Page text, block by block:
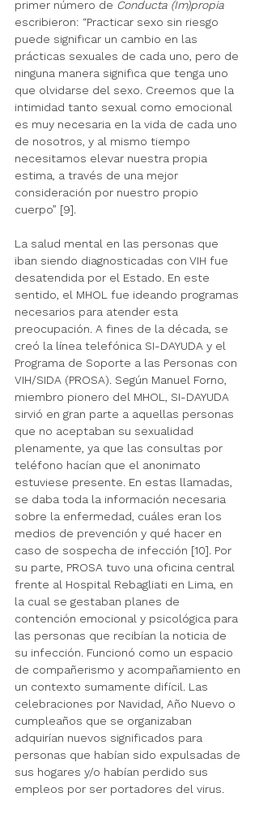
primer número de Conducta (Im)propia
escribieron: “Practicar sexo sin riesgo
puede significar un cambio en las
prácticas sexuales de cada uno, pero de
ninguna manera significa que tenga uno
que olvidarse del sexo. Creemos que la
intimidad tanto sexual como emocional
es muy necesaria en la vida de cada uno
de nosotros, y al mismo tiempo
necesitamos elevar nuestra propia
estima, a través de una mejor
consideración por nuestro propio
cuerpo” [9].
La salud mental en las personas que
iban siendo diagnosticadas con VIH fue
desatendida por el Estado. En este
sentido, el MHOL fue ideando programas
necesarios para atender esta
preocupación. A fines de la década, se
creó la línea telefónica SI-DAYUDA y el
Programa de Soporte a las Personas con
VIH/SIDA (PROSA). Según Manuel Forno,
miembro pionero del MHOL, SI-DAYUDA
sirvió en gran parte a aquellas personas
que no aceptaban su sexualidad
plenamente, ya que las consultas por
teléfono hacían que el anonimato
estuviese presente. En estas llamadas,
se daba toda la información necesaria
sobre la enfermedad, cuáles eran los
medios de prevención y qué hacer en
caso de sospecha de infección [10]. Por
su parte, PROSA tuvo una oficina central
frente al Hospital Rebagliati en Lima, en
la cual se gestaban planes de
contención emocional y psicológica para
las personas que recibían la noticia de
su infección. Funcionó como un espacio
de compañerismo y acompañamiento en
un contexto sumamente difícil. Las
celebraciones por Navidad, Año Nuevo o
cumpleaños que se organizaban
adquirían nuevos significados para
personas que habían sido expulsadas de
sus hogares y/o habían perdido sus
empleos por ser portadores del virus.